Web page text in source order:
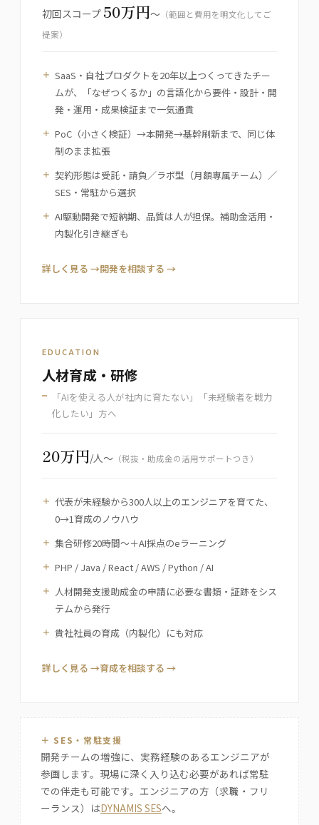
初回スコープ 50万円〜 （範囲と費用を明文化してご
提案）
SaaS・自社プロダクトを20年以上つくってきたチー
ムが、「なぜつくるか」の言語化から要件・設計・開
発・運用・成果検証まで一気通貫
PoC（小さく検証）→本開発→基幹刷新まで、同じ体
制のまま拡張
契約形態は受託・請負／ラボ型（月額専属チーム）／
SES・常駐から選択
AI駆動開発で短納期、品質は人が担保。補助金活用・
内製化引き継ぎも
詳しく見る →開発を相談する →
EDUCATION
人材育成・研修
「AIを使える人が社内に育たない」「未経験者を戦力
化したい」方へ
20万円/人〜 （税抜・助成金の活用サポートつき）
代表が未経験から300人以上のエンジニアを育てた、
0→1育成のノウハウ
集合研修20時間〜＋AI採点のeラーニング
PHP / Java / React / AWS / Python / AI
人材開発支援助成金の申請に必要な書類・証跡をシス
テムから発行
貴社社員の育成（内製化）にも対応
詳しく見る →育成を相談する →
＋ SES・常駐支援
開発チームの増強に、実務経験のあるエンジニアが
参画します。現場に深く入り込む必要があれば常駐
での伴走も可能です。エンジニアの方（求職・フリ
ーランス）はDYNAMIS SESへ。